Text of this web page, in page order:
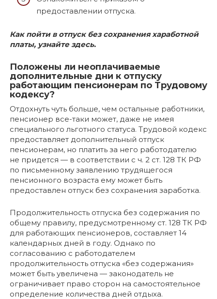
предоставлении отпуска.
Как пойти в отпуск без сохранения хаработной
платы, узнайте здесь.
Положены ли неоплачиваемые
дополнительные дни к отпуску
работающим пенсионерам по Трудовому
кодексу?
Отдохнуть чуть больше, чем остальные работники,
пенсионер все-таки может, даже не имея
специального льготного статуса. Трудовой кодекс
предоставляет дополнительный отпуск
пенсионерам, но платить за него работодателю
не придется — в соответствии с ч. 2 ст. 128 ТК РФ
по письменному заявлению трудящегося
пенсионного возраста ему может быть
предоставлен отпуск без сохранения заработка.
Продолжительность отпуска без содержания по
общему правилу, предусмотренному ст. 128 ТК РФ
для работающих пенсионеров, составляет 14
календарных дней в году. Однако по
согласованию с работодателем
продолжительность отпуска «без содержания»
может быть увеличена — законодатель не
ограничивает право сторон на самостоятельное
определение количества дней отдыха.